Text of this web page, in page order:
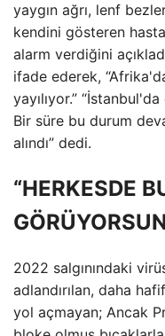
yaygın ağrı, lenf
kendini gösteren
alarm verdiğini
ifade ederek,
yayılıyor.”
Bir süre bu durum
alındı” dedi.
“HERKESDE
2022 salgınındaki
adlandırılan, daha
yol açmayan; Ancak